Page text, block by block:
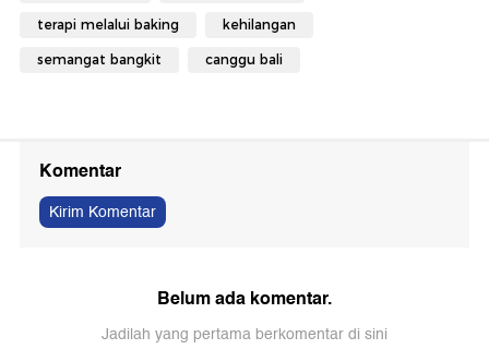
terapi melalui baking kehilangan
semangat bangkit canggu bali
Komentar
Kirim Komentar
Belum ada komentar.
Jadilah yang pertama berkomentar di sini